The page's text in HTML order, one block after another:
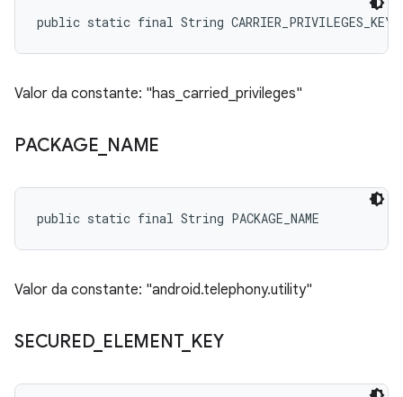
public static final String CARRIER_PRIVILEGES_KEY
Valor da constante: "has_carried_privileges"
PACKAGE NAME
public static final String PACKAGE_NAME
Valor da constante: "android.telephony.utility"
SECURED_ ELEMENT_ KEY